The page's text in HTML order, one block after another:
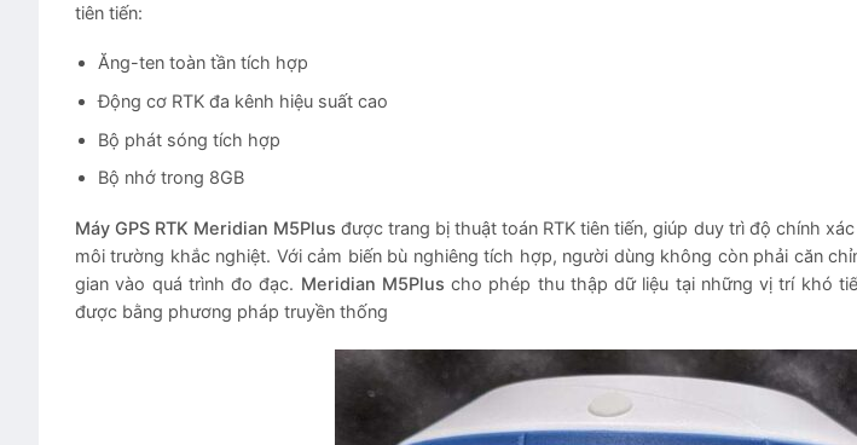
tiên tiến:
Ăng-ten toàn tần tích hợp
Động cơ RTK đa kênh hiệu suất cao
Bộ phát sóng tích hợp
Bộ nhớ trong 8GB
Máy GPS RTK Meridian M5Plusđược trang bị thuật toán RTK tiên tiến, giúp duy trì độ chính
môi trường khắc nghiệt. Với cảm biến bù nghiêng tích hợp, người dùng không còn phải căn
gian vào quá trình đo đạc. Meridian M5Pluscho phép thu thập dữ liệu tại những vị trí khó
được bằng phương pháp truyền thống